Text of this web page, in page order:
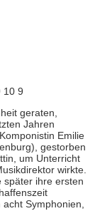
10 9
geraten,
Jahren
Emilie
gestorben
um Unterricht
wirkte.
später ihre ersten
Symphonien,